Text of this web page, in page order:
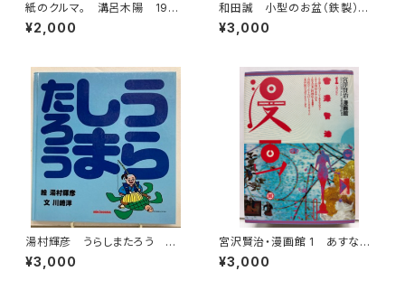
紙のクルマ。 溝呂木陽 1994
年初版の1996年重刷 二玄社
¥2,000
和田誠 小型のお盆（鉄製）直
径20センチ 昭和40年代？
¥3,000
湯村輝彦 うらしまたろう 川
崎洋 1989年 初版 ミキハ
ウス
¥3,000
宮沢賢治・漫画館 1 あすなひ
ろし 水木しげる 永島慎二 スズ
キコージ たむらしげる 1985
¥3,000